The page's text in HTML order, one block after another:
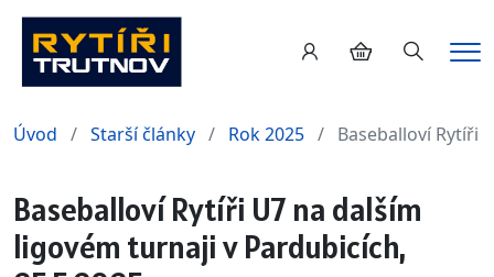
Hledání
Úvod Starší články Rok 2025 Baseballoví Rytíři
Baseballoví Rytíři U7 na dalším
ligovém turnaji v Pardubicích,